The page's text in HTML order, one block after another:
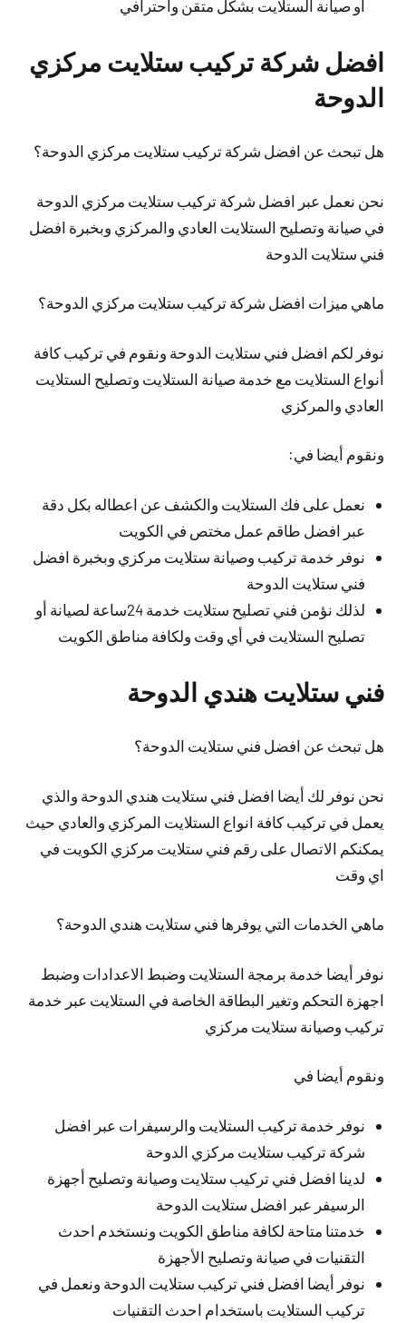
أو صيانة الستلايت بشكل متقن واحترافي
افضل شركة تركيب ستلايت مركزي
الدوحة
هل تبحث عن افضل شركة تركيب ستلايت مركزي الدوحة؟
نحن نعمل عبر افضل شركة تركيب ستلايت مركزي الدوحة
في صيانة وتصليح الستلايت العادي والمركزي وبخبرة افضل
فني ستلايت الدوحة
ماهي ميزات افضل شركة تركيب ستلايت مركزي الدوحة؟
نوفر لكم افضل فني ستلايت الدوحة ونقوم في تركيب كافة
أنواع الستلايت مع خدمة صيانة الستلايت وتصليح الستلايت
العادي والمركزي
ونقوم أيضا في:
نعمل على فك الستلايت والكشف عن اعطاله بكل دقة
عبر افضل طاقم عمل مختص في الكويت
نوفر خدمة تركيب وصيانة ستلايت مركزي وبخبرة افضل
فني ستلايت الدوحة
لذلك نؤمن فني تصليح ستلايت خدمة 24ساعة لصيانة أو
تصليح الستلايت في أي وقت ولكافة مناطق الكويت
فني ستلايت هندي الدوحة
هل تبحث عن افضل فني ستلايت الدوحة؟
نحن نوفر لك أيضا افضل فني ستلايت هندي الدوحة والذي
يعمل في تركيب كافة انواع الستلايت المركزي والعادي حيث
يمكنكم الاتصال على رقم فني ستلايت مركزي الكويت في
اي وقت
ماهي الخدمات التي يوفرها فني ستلايت هندي الدوحة؟
نوفر أيضا خدمة برمجة الستلايت وضبط الاعدادات وضبط
اجهزة التحكم وتغير البطاقة الخاصة في الستلايت عبر خدمة
تركيب وصيانة ستلايت مركزي
ونقوم أيضا في
نوفر خدمة تركيب الستلايت والرسيفرات عبر افضل
شركة تركيب ستلايت مركزي الدوحة
لدينا افضل فني تركيب ستلايت وصيانة وتصليح أجهزة
الرسيفر عبر افضل ستلايت الدوحة
خدمتنا متاحة لكافة مناطق الكويت ونستخدم احدث
التقنيات في صيانة وتصليح الأجهزة
نوفر أيضا افضل فني تركيب ستلايت الدوحة ونعمل في
تركيب الستلايت باستخدام احدث التقنيات